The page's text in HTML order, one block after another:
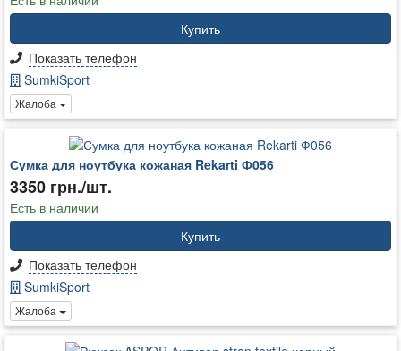
Купить
Показать телефон
SumkiSport
Жалоба
Сумка для ноутбука кожаная Rekarti Ф056
3350 грн./шт.
Есть в наличии
Купить
Показать телефон
SumkiSport
Жалоба